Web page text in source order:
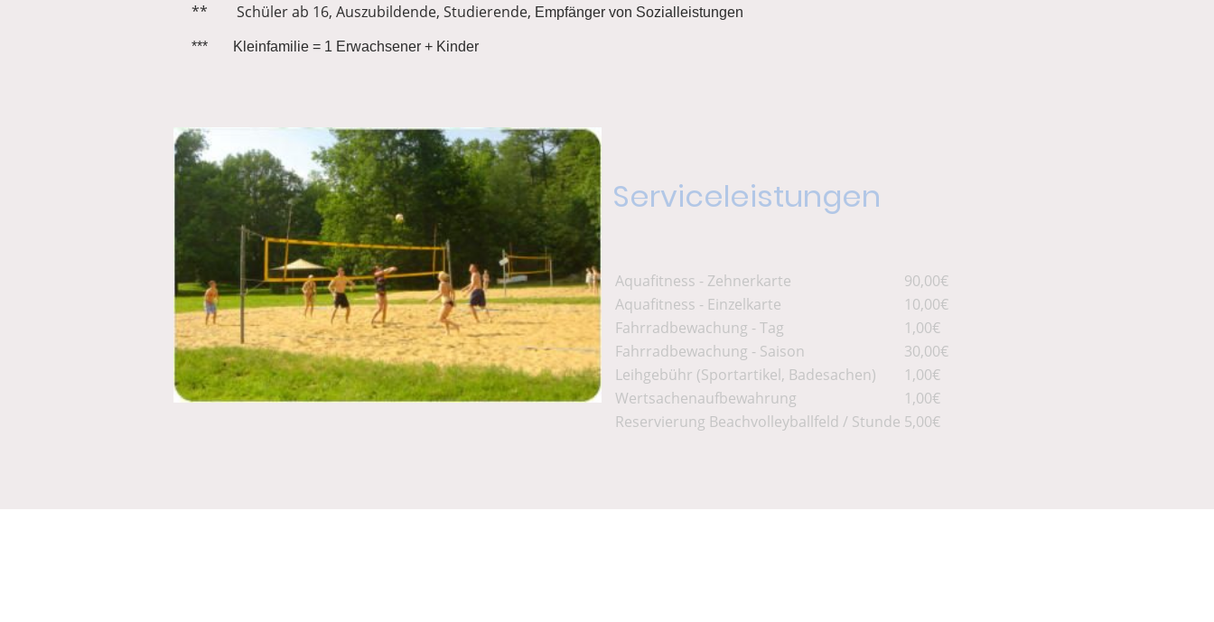
** Schüler ab 16, Auszubildende, Studierende, Empfänger von Sozialleistungen
*** Kleinfamilie = 1 Erwachsener + Kinder
Serviceleistungen
Aquafitness - Zehnerkarte
90,00€
Aquafitness - Einzelkarte
10,00€
Fahrradbewachung - Tag
1,00€
Fahrradbewachung - Saison
30,00€
Leihgebühr (Sportartikel, Badesachen)
1,00€
Wertsachenaufbewahrung
1,00€
Reservierung Beachvolleyballfeld / Stunde 5,00€